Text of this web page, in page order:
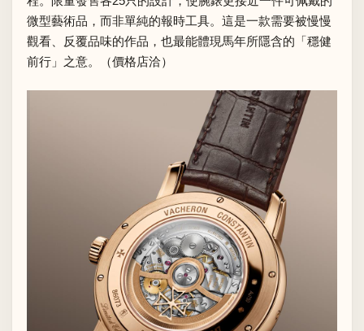
微型藝術品，而非單純的報時工具。這是一款需要被慢慢
觀看、反覆品味的作品，也最能體現馬年所隱含的「穩健
前行」之意。（價格店洽）